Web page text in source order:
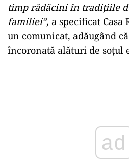
timp rădăcini în tradițiile
familiei”, a specificat
un comunicat, adăugând
încoronată alături de soțul